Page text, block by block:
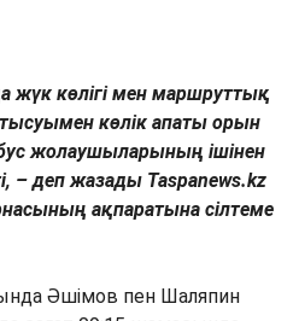
жүк көлігі мен маршруттық
көлік апаты орын
жолаушыларының ішінен
– деп жазады Taspanews.kz
ақпаратына сілтеме
Әшімов пен Шаляпин